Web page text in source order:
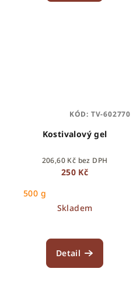
Kostivalový gel
206,60 Kč bez DPH
250 Kč
500 g
Skladem
Detail
KÓD: TV-602770